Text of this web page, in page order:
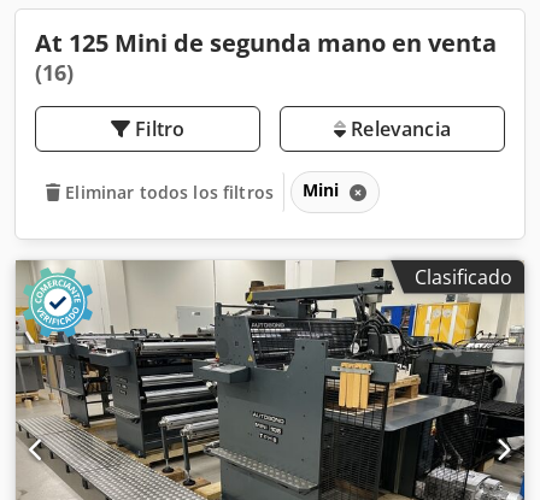
At 125 Mini de segunda mano en venta
(16)
Filtro Relevancia
Eliminar todos los filtros Mini
Clasificado